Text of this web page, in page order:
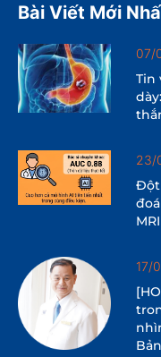
Bài Viết Mới
07/
Tin
23/
Đột
MRI
17/
Bản